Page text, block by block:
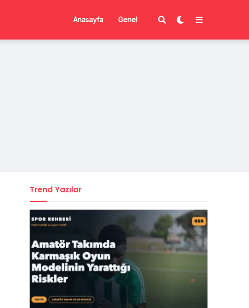
Anasayfa Genel
Trend Yazılar